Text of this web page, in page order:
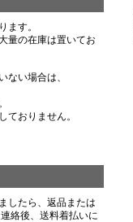
ます。
量の在庫は置いてお
ない場合は、
ておりません。
したら、返品または
絡後、送料着払いに